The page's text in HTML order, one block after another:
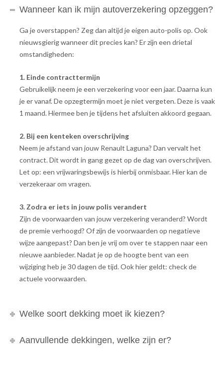
Wanneer kan ik mijn autoverzekering opzeggen?
Ga je overstappen? Zeg dan altijd je eigen auto-polis op. Ook
nieuwsgierig wanneer dit precies kan? Er zijn een drietal
omstandigheden:
1. Einde contracttermijn
Gebruikelijk neem je een verzekering voor een jaar. Daarna kun
je er vanaf. De opzegtermijn moet je niet vergeten. Deze is vaak
1 maand. Hiermee ben je tijdens het afsluiten akkoord gegaan.
2. Bij een kenteken overschrijving
Neem je afstand van jouw Renault Laguna? Dan vervalt het
contract. Dit wordt in gang gezet op de dag van overschrijven.
Let op: een vrijwaringsbewijs is hierbij onmisbaar. Hier kan de
verzekeraar om vragen.
3. Zodra er iets in jouw polis verandert
Zijn de voorwaarden van jouw verzekering veranderd? Wordt
de premie verhoogd? Of zijn de voorwaarden op negatieve
wijze aangepast? Dan ben je vrij om over te stappen naar een
nieuwe aanbieder. Nadat je op de hoogte bent van een
wijziging heb je 30 dagen de tijd. Ook hier geldt: check de
actuele voorwaarden.
Welke soort dekking moet ik kiezen?
Aanvullende dekkingen, welke zijn er?